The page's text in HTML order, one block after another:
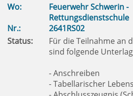
Wo:
Feuerwehr Schwerin -
Rettungsdienstschule
Nr.:
2641RS02
Status:
Für die Teilnahme an
sind folgende
- Anschreiben
- Tabellarischer